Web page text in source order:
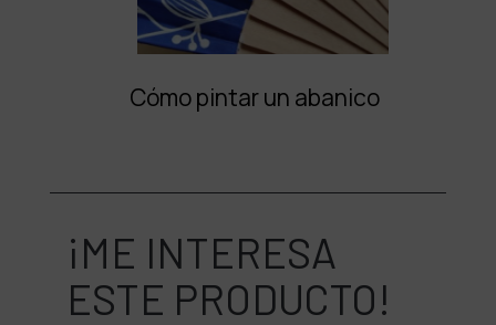
Cómo pintar un abanico
¡ME INTERESA
ESTE PRODUCTO!